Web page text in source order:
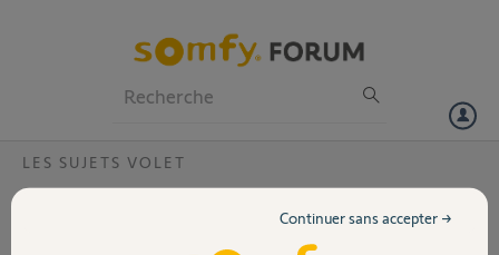
Volet
LES SUJETS VOLET
pas d'équerres de fixation dans le coffre
J'ai acheté un kit
Continuer sans accepter →